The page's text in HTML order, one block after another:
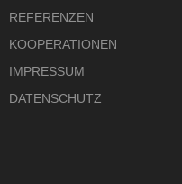
REFERENZEN
KOOPERATIONEN
IMPRESSUM
DATENSCHUTZ